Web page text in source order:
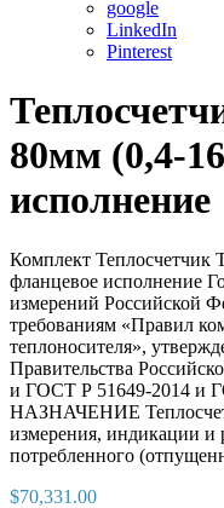
google
LinkedIn
Pinterest
80мм (0,4-
исполнение
Комплект
фланцевое исполнение
измерений Российской
требованиям «Правил
теплоносителя»,
Правительства
и ГОСТ Р 51649-2014 и
НАЗНАЧЕНИЕ
измерения, индикации и
потребленного
$70,331.00